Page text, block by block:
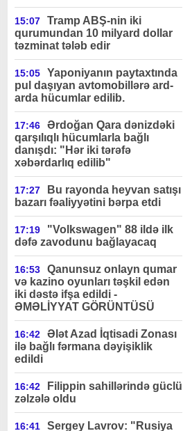
15:07
Tramp ABŞ-nin iki
qurumundan 10 milyard dollar
təzminat tələb edir
15:05
Yaponiyanın paytaxtında
pul daşıyan avtomobillərə ard-
arda hücumlar edilib.
17:46
Ərdoğan Qara dənizdəki
qarşılıqlı hücumlarla bağlı
danışdı: "Hər iki tərəfə
xəbərdarlıq edilib"
17:27
Bu rayonda heyvan satışı
bazarı fəaliyyətini bərpa etdi
17:19
"Volkswagen" 88 ildə ilk
dəfə zavodunu bağlayacaq
16:53
Qanunsuz onlayn qumar
və kazino oyunları təşkil edən
iki dəstə ifşa edildi -
ƏMƏLİYYAT GÖRÜNTÜSÜ
16:42
Ələt Azad İqtisadi Zonası
ilə bağlı fərmana dəyişiklik
edildi
16:42
Filippin sahillərində güclü
zəlzələ oldu
16:41
Sergey Lavrov: "Rusiya